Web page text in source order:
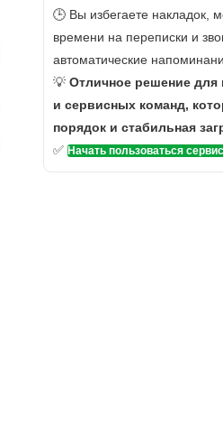
🕒 Вы избегаете накладок,
времени на переписки и
автоматические
💡 Отличное решение для
и сервисных команд,
порядок и стабильная
✅ Начать пользоваться